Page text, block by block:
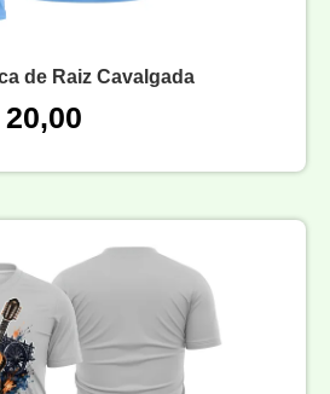
de Raiz Cavalgada